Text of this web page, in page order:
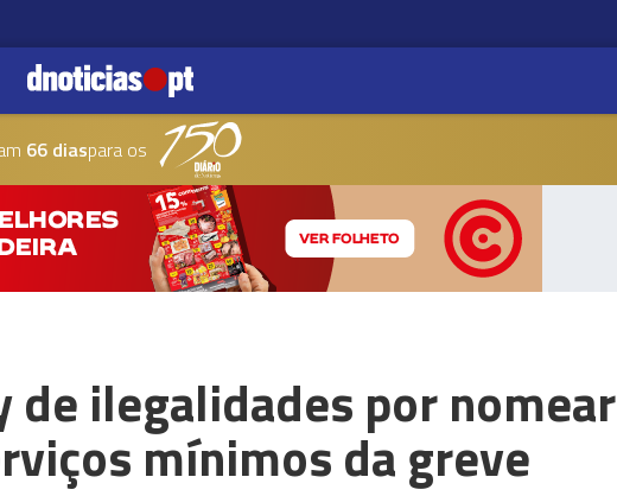
66 diaspara os
de ilegalidades por nomear
mínimos da greve